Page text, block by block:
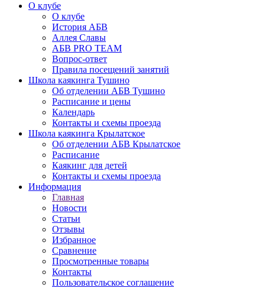
О клубе
О клубе
История АБВ
Аллея Славы
АБВ PRO TEAM
Вопрос-ответ
Правила посещений занятий
Школа каякинга Тушино
Об отделении АБВ Тушино
Расписание и цены
Календарь
Контакты и схемы проезда
Школа каякинга Крылатское
Об отделении АБВ Крылатское
Расписание
Каякинг для детей
Контакты и схемы проезда
Информация
Главная
Новости
Статьи
Отзывы
Избранное
Сравнение
Просмотренные товары
Контакты
Пользовательское соглашение